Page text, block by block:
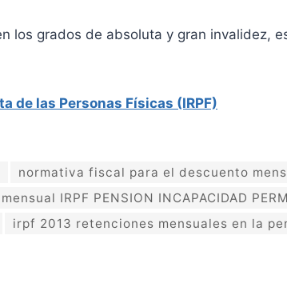
los grados de absoluta y gran invalidez,
de las Personas Físicas (IRPF)
normativa fiscal para el descuento
IRPF PENSION INCAPACIDAD
irpf 2013 retenciones mensuales en la